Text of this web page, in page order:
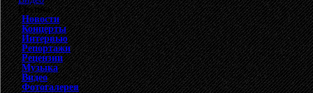
Группа
Новости
Концерты
Интервью
Репортажи
Рецензии
Музыка
Видео
Фотогалерея